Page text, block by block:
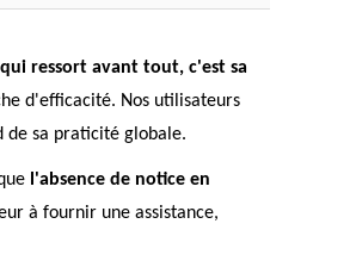
qui ressort avant tout, c'est sa
d'efficacité. Nos utilisateurs
de sa praticité globale.
l'absence de notice en
à fournir une assistance,